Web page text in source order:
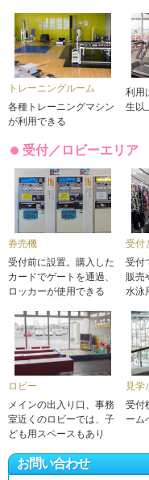
トレーニングルーム
各種トレーニングマシン
が利用できる
利用
生以
受付／ロビーエリア
券売機
受付前に設置。購入した
カードでゲートを通過、
ロッカーが使用できる
受付
受付
販売
水泳
ロビー
メインの出入り口、事務
室近くのロビーでは、子
ども用スペースもあり
見学
受付
ーム
お問い合わせ